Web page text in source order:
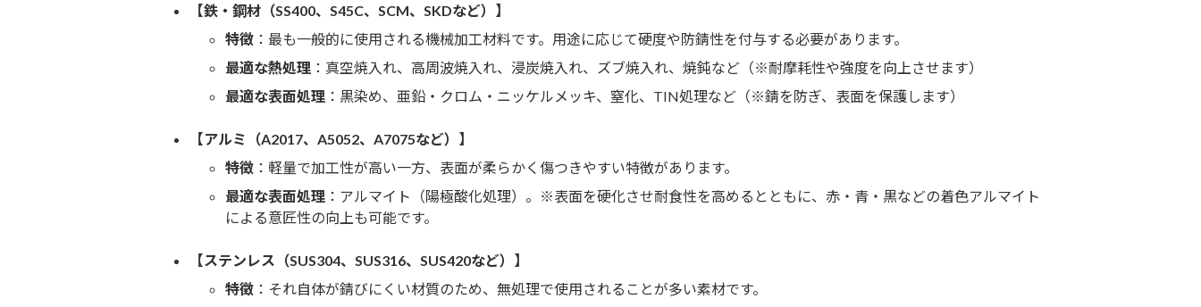
【鉄・鋼材（SS400、S45C、SCM、SKDなど）】
特徴 ：最も一般的に使用される機械加工材料です。用途に応じて硬度や防錆性を付与する必要があります。
最適な熱処理 ：真空焼入れ、高周波焼入れ、浸炭焼入れ、ズブ焼入れ、焼鈍など（※耐摩耗性や強度を向上させます）
最適な表面処理 ：黒染め、亜鉛・クロム・ニッケルメッキ、窒化、TIN処理など（※錆を防ぎ、表面を保護します）
【アルミ（A2017、A5052、A7075など）】
特徴 ：軽量で加工性が高い一方、表面が柔らかく傷つきやすい特徴があります。
最適な表面処理 ：アルマイト（陽極酸化処理）。※表面を硬化させ耐食性を高めるとともに、赤・青・黒などの着色アルマイト
による意匠性の向上も可能です。
【ステンレス（SUS304、SUS316、SUS420など）】
特徴 ：それ自体が錆びにくい材質のため、無処理で使用されることが多い素材です。